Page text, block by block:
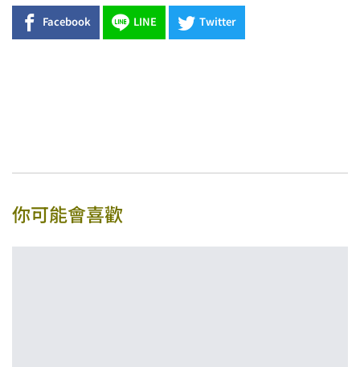
Facebook LINE Twitter
你可能會喜歡